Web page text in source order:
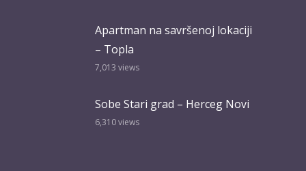
Apartman na savršenoj lokaciji
– Topla
7,013 views
Sobe Stari grad – Herceg Novi
6,310views